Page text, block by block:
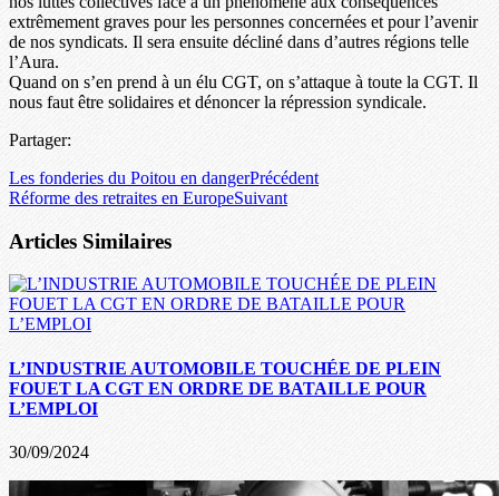
extrêmement graves pour les personnes concernées et pour l’avenir
de nos syndicats. Il sera ensuite décliné dans d’autres régions telle
l’Aura.
Quand on s’en prend à un élu CGT, on s’attaque à toute la CGT. Il
nous faut être solidaires et dénoncer la répression syndicale.
Partager:
Les fonderies du Poitou en dangerPrécédent
Réforme des retraites en EuropeSuivant
Articles Similaires
L’INDUSTRIE AUTOMOBILE TOUCHÉE DE PLEIN
FOUET LA CGT EN ORDRE DE BATAILLE POUR
L’EMPLOI
30/09/2024